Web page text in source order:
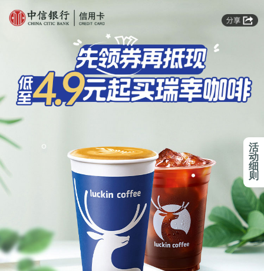
活
动
细
则